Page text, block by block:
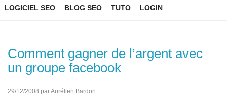
LOGICIEL SEO BLOG SEO TUTO LOGIN
Comment gagner de l’argent avec
un groupe facebook
29/12/2008 par Aurélien Bardon